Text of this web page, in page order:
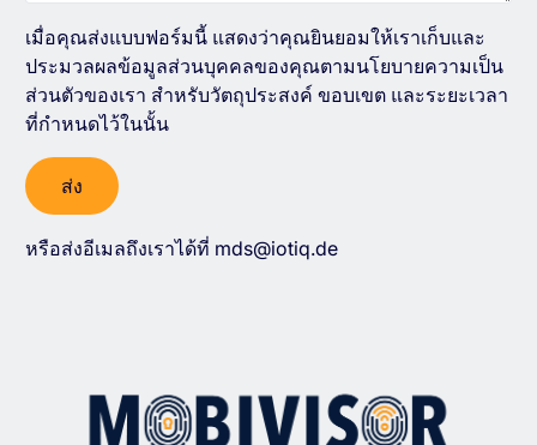
เมื่อคุณส่งแบบฟอร์มนี้ แสดงว่าคุณยินยอมให้เราเก็บและ
ประมวลผลข้อมูลส่วนบุคคลของคุณตามนโยบายความเป็น
ส่วนตัวของเรา สำหรับวัตถุประสงค์ ขอบเขต และระยะเวลา
ที่กำหนดไว้ในนั้น
หรือส่งอีเมลถึงเราได้ที่ mds@iotiq.de